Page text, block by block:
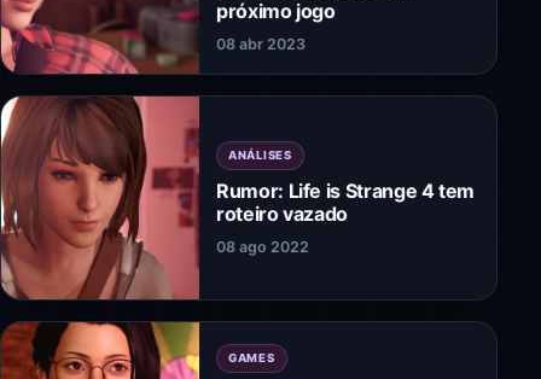
próximo jogo
08 abr 2023
ANÁLISES
Rumor: Life is Strange 4 tem
roteiro vazado
08 ago 2022
GAMES